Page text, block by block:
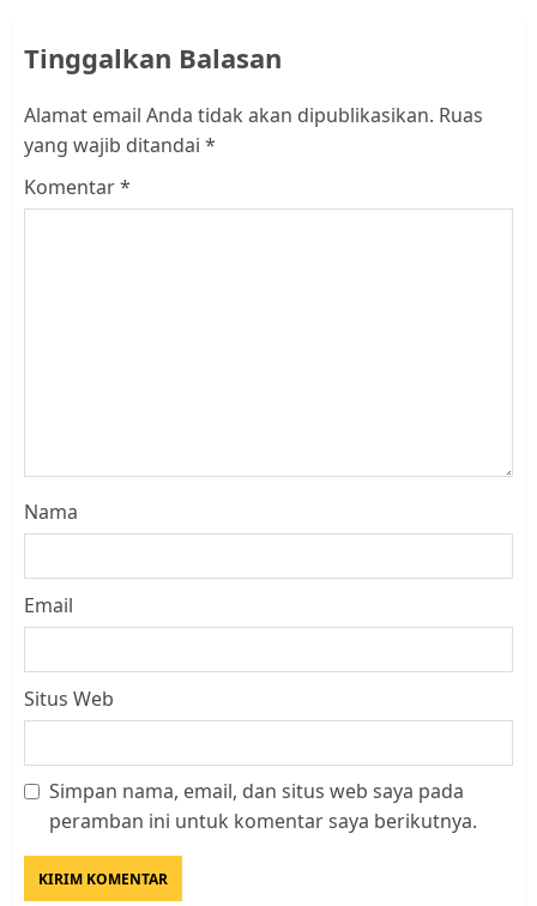
Tinggalkan Balasan
Alamat email Anda tidak akan dipublikasikan. Ruas
yang wajib ditandai *
Komentar*
Nama
Email
Situs Web
Simpan nama, email, dan situs web saya pada
peramban ini untuk komentar saya berikutnya.
Datangi Pemko Batam, Warga